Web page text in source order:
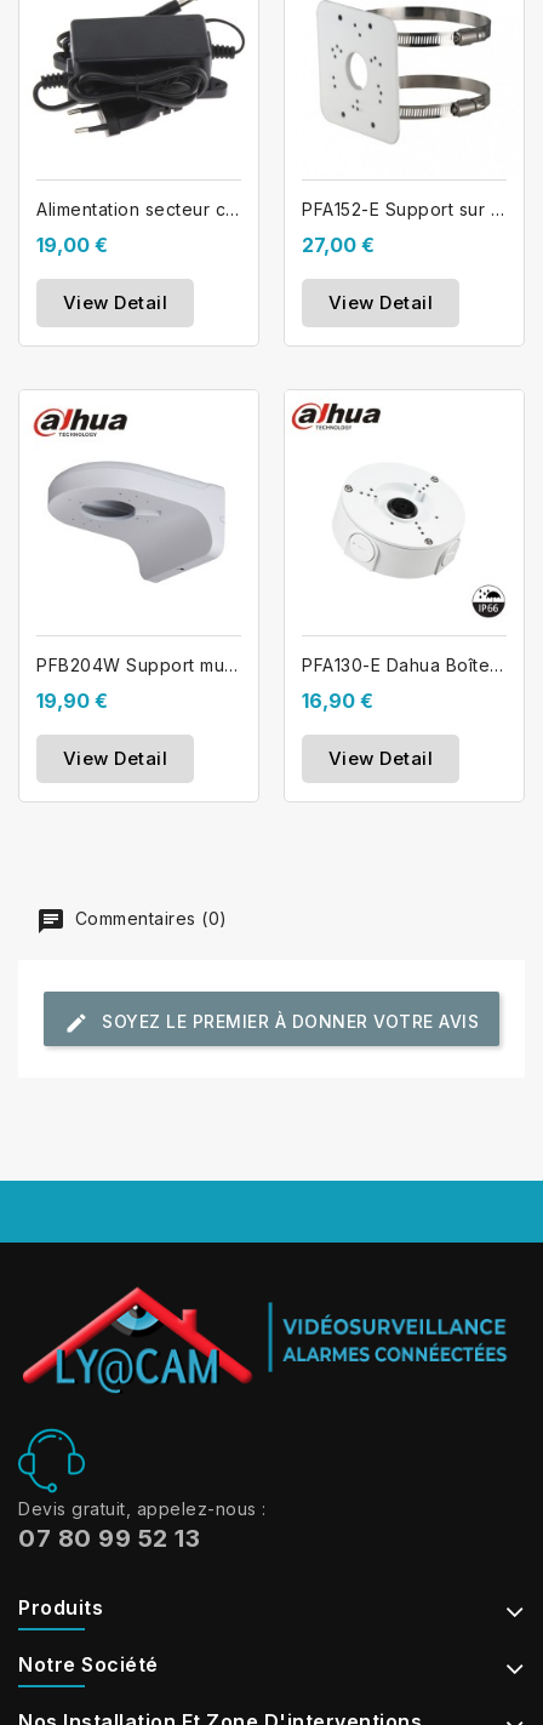
Alimentation secteur caméra 12V 2A...
19,00 €
View Detail
PFA152-E Support sur poteau pour...
27,00 €
View Detail
PFB204W Support mural extérieur pour...
19,90 €
View Detail
PFA130-E Dahua Boîte de jonction en...
16,90 €
View Detail
Commentaires (0)
SOYEZ LE PREMIER À DONNER VOTRE AVIS
Devis gratuit, appelez-nous :
07 80 99 52 13
Produits
Notre Société